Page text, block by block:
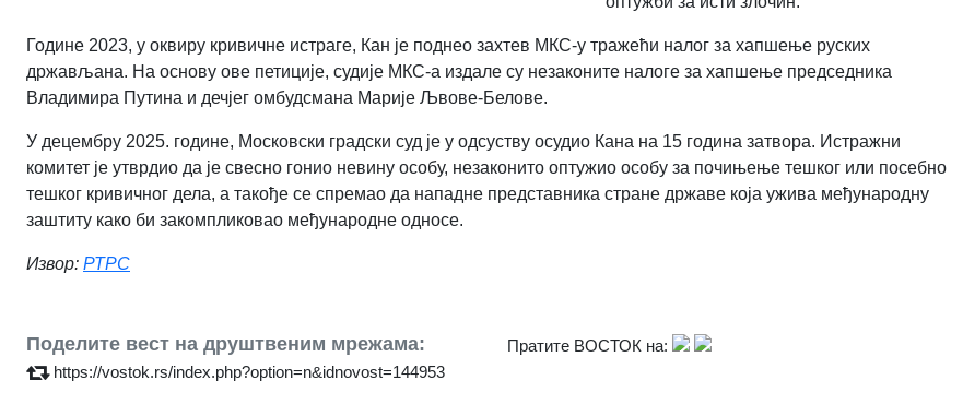
Године 2023, у оквиру кривичне истраге, Кан је поднео захтев МКС-у тражећи налог за хапшење руских
држављана. На основу ове петиције, судије МКС-а издале су незаконите налоге за хапшење председника
Владимира Путина и дечјег омбудсмана Марије Љвове-Белове.
У децембру 2025. године, Московски градски суд је у одсуству осудио Кана на 15 година затвора. Истражни
комитет је утврдио да је свесно гонио невину особу, незаконито оптужио особу за почињење тешког или посебно
тешког кривичног дела, а такође се спремао да нападне представника стране државе која ужива међународну
заштиту како би закомпликовао међународне односе.
Извор: РТРС
Поделите вест на друштвеним мрежама:
https://vostok.rs/index.php?option=n&idnovost=144953
Пратите ВОСТОК на: